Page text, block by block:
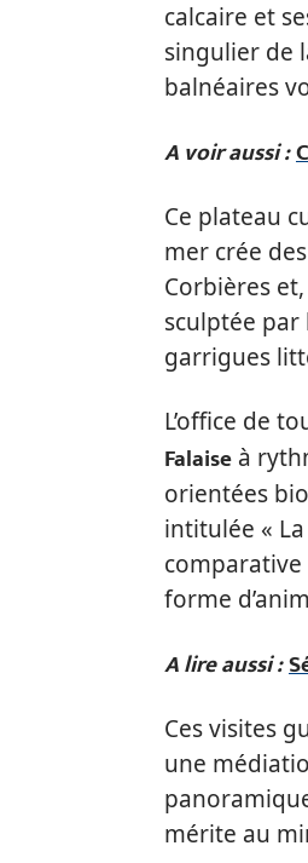
calcaire et
singulier de
balnéaires
A voir aussi :
Ce plateau
mer crée
Corbières
sculptée par
garrigues
L’office de
Falaise à
orientées
intitulée «
comparative
forme
A lire aussi :
Ces visites
une
mérite au